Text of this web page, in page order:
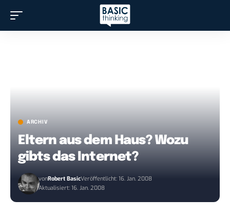
ARCHIV
Eltern aus dem Haus? Wozu
gibts das Internet?
vonRobert BasicVeröffentlicht: 16. Jan. 2008
Aktualisiert: 16. Jan. 2008